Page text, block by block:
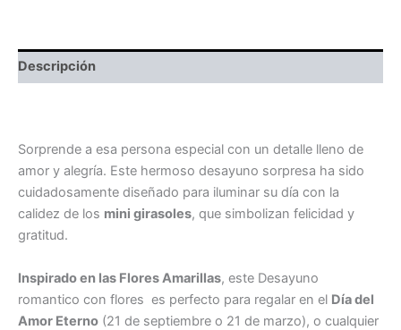
Descripción
Sorprende a esa persona especial con un detalle lleno de
amor y alegría. Este hermoso desayuno sorpresa ha sido
cuidadosamente diseñado para iluminar su día con la
calidez de los mini girasoles, que simbolizan felicidad y
gratitud.
Inspirado en las Flores Amarillas, este Desayuno
romantico con flores es perfecto para regalar en el Día del
Amor Eterno (21 de septiembre o 21 de marzo), o cualquier